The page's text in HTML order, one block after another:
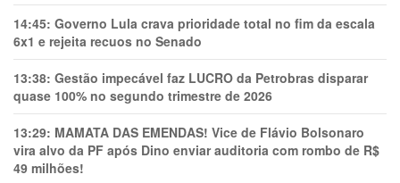
14:45: Governo Lula crava prioridade total no fim da escala
6x1 e rejeita recuos no Senado
13:38: Gestão impecável faz LUCRO da Petrobras disparar
quase 100% no segundo trimestre de 2026
13:29: MAMATA DAS EMENDAS! Vice de Flávio Bolsonaro
vira alvo da PF após Dino enviar auditoria com rombo de R$
49 milhões!